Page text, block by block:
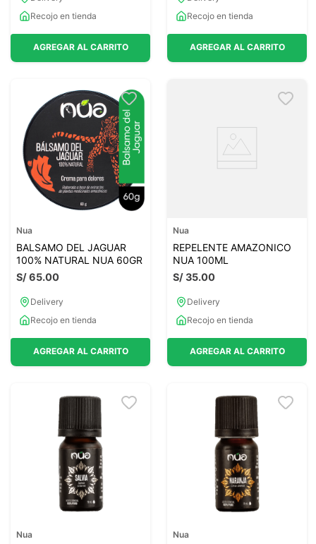
Recojo en tienda
AGREGAR AL CARRITO
Recojo en tienda
AGREGAR AL CARRITO
Nua
BALSAMO DEL JAGUAR
100% NATURAL NUA 60GR
S/65.00
Delivery
Recojo en tienda
AGREGAR AL CARRITO
Nua
REPELENTE AMAZONICO
NUA 100ML
S/35.00
Delivery
Recojo en tienda
AGREGAR AL CARRITO
Nua Nua